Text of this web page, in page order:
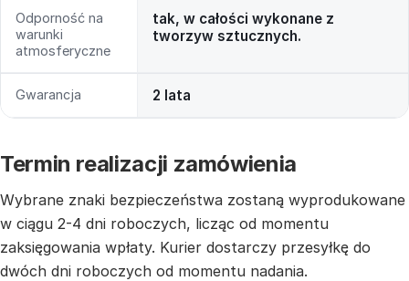
Odporność na
warunki
atmosferyczne
tak, w całości wykonane z
tworzyw sztucznych.
Gwarancja 2 lata
Termin realizacji zamówienia
Wybrane znaki bezpieczeństwa zostaną wyprodukowane
w ciągu 2-4 dni roboczych, licząc od momentu
zaksięgowania wpłaty. Kurier dostarczy przesyłkę do
dwóch dni roboczych od momentu nadania.